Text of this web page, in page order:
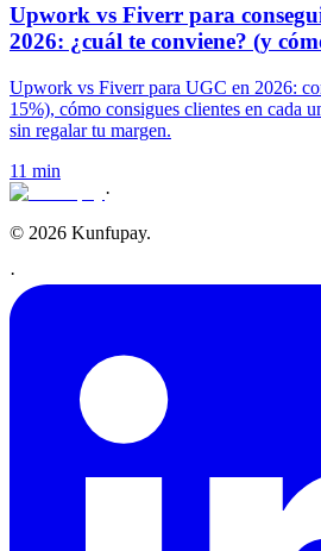
Upwork vs Fiverr para
2026: ¿cuál te conviene? (y
Upwork vs Fiverr para UGC en 2026:
15%), cómo consigues clientes en cada
sin regalar tu margen.
11 min
·
© 2026 Kunfupay.
·